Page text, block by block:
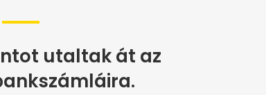
utaltak át az